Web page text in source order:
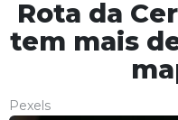
Rota da
tem mais
Pexels